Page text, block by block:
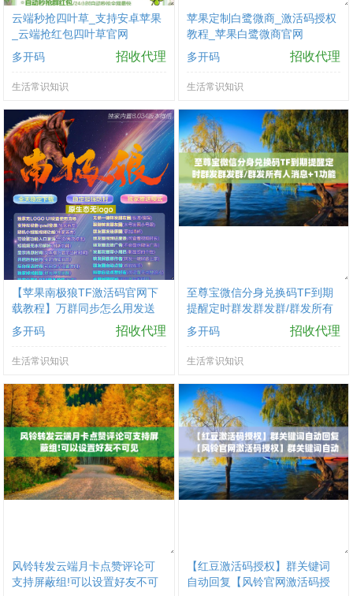
云端秒抢四叶草_支持安卓苹果
_云端抢红包四叶草官网
多开码
招收代理
生活常识知识
苹果定制白鹭微商_激活码授权
教程_苹果白鹭微商官网
多开码
招收代理
生活常识知识
【苹果南极狼TF激活码官网下
载教程】万群同步怎么用发送
自动勾选原图语音包功能新增
一秒语音分身微信多开
多开码 招收代理
生活常识知识
至尊宝微信分身兑换码TF到期
提醒定时群发群发群/群发所有
人消息+1功能callkit通话
多开码 招收代理
生活常识知识
风铃转发云端月卡点赞评论可
支持屏蔽组!可以设置好友不可
【红豆激活码授权】群关键词
自动回复【风铃官网激活码授